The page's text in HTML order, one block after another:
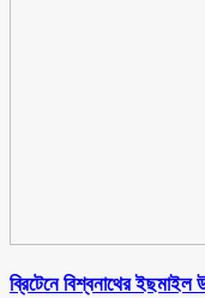
ব্রিটেনে বিশ্বনাথের ইছমাইল